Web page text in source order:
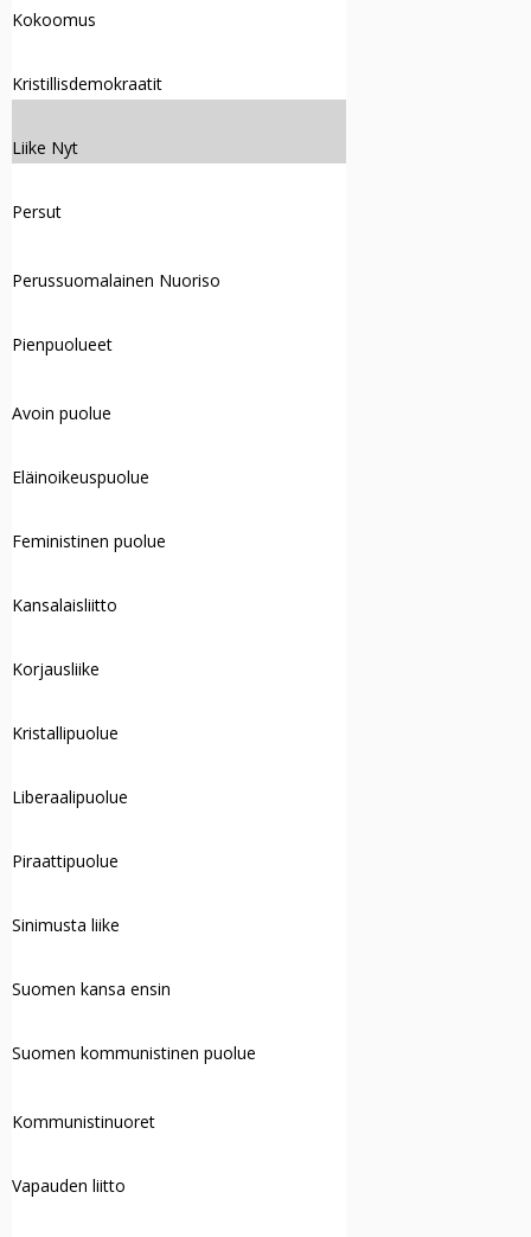
Kokoomus
Kristillisdemokraatit
Liike Nyt
Persut
Perussuomalainen Nuoriso
Pienpuolueet
Avoin puolue
Eläinoikeuspuolue
Feministinen puolue
Kansalaisliitto
Korjausliike
Kristallipuolue
Liberaalipuolue
Piraattipuolue
Sinimusta liike
Suomen kansa ensin
Suomen kommunistinen puolue
Kommunistinuoret
Vapauden liitto